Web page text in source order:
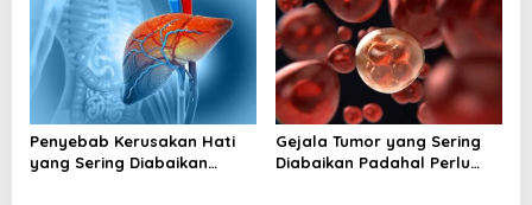
Penyebab Kerusakan Hati
yang Sering Diabaikan
Gejala Tumor yang Sering
Diabaikan Padahal Perlu